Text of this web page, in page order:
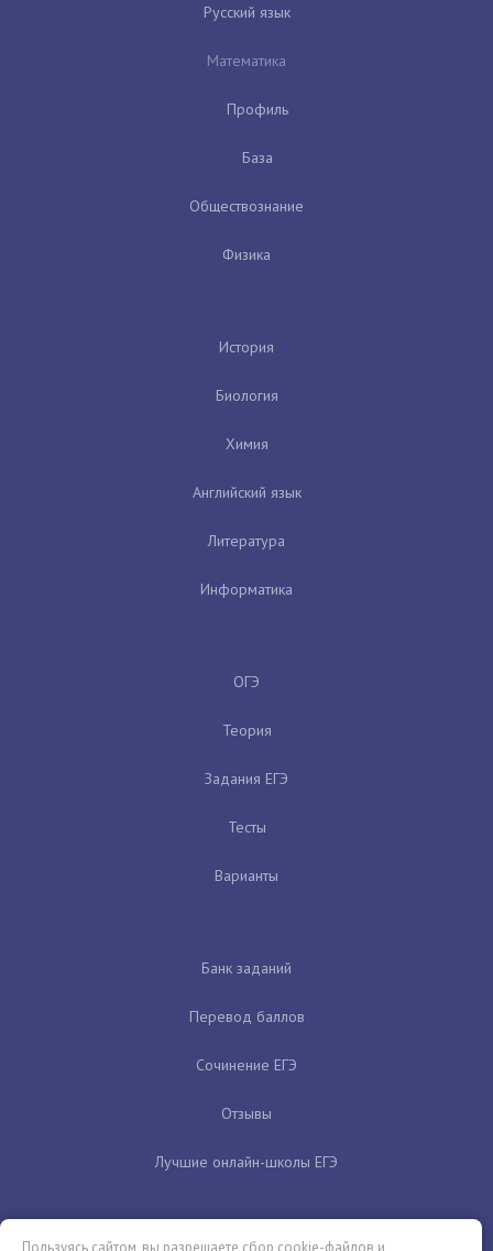
Русский язык
Математика
Профиль
База
Обществознание
Физика
История
Биология
Химия
Английский язык
Литература
Информатика
ОГЭ
Теория
Задания ЕГЭ
Тесты
Варианты
Банк заданий
Перевод баллов
Сочинение ЕГЭ
Отзывы
Лучшие онлайн-школы ЕГЭ
Пользуясь сайтом, вы разрешаете сбор cookie-файлов и